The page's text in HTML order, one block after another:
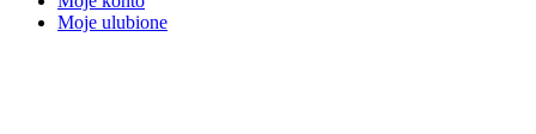
Moje ulubione